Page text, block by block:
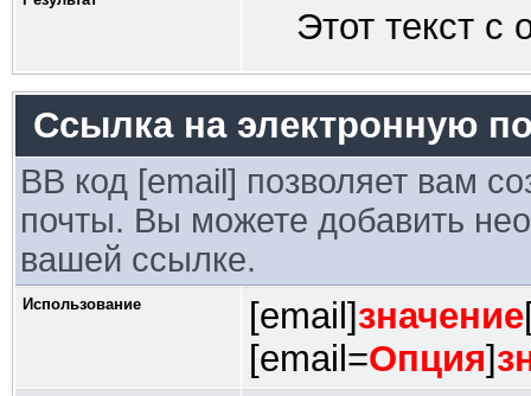
Этот текст с
Ссылка на электронную
BB код [email] позволяет вам
почты. Вы можете добавить
вашей ссылке.
Использование [email]значение
[email=Опция]